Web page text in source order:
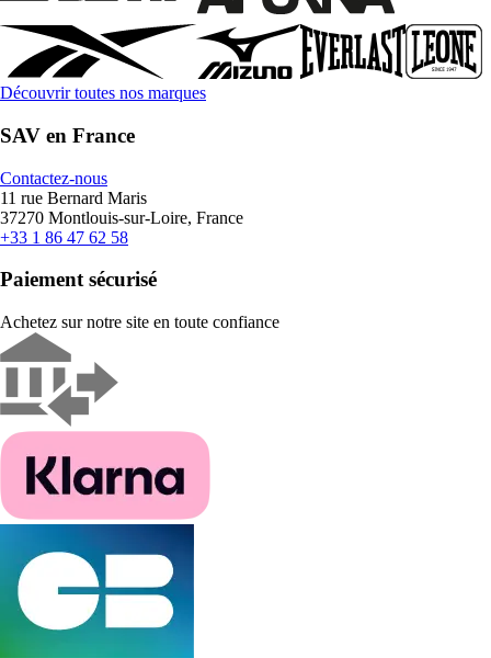
Découvrir toutes nos marques
SAV en France
Contactez-nous
11 rue Bernard Maris
37270 Montlouis-sur-Loire, France
+33 1 86 47 62 58
Paiement sécurisé
Achetez sur notre site en toute confiance